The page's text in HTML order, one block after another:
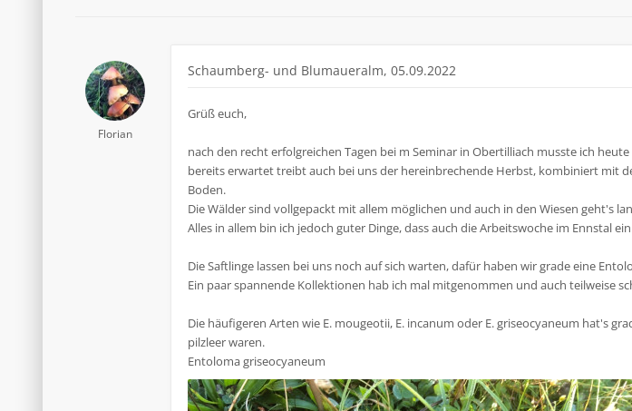
Florian
Schaumberg- und Blumaueralm, 05.09.2022
Grüß euch,
nach den recht erfolgreichen Tagen bei m Seminar in Obertilliach musste ich
bereits erwartet treibt auch bei uns der hereinbrechende Herbst, kombiniert mit
Boden.
Die Wälder sind vollgepackt mit allem möglichen und auch in den Wiesen geht's
Alles in allem bin ich jedoch guter Dinge, dass auch die Arbeitswoche im Ennstal
Die Saftlinge lassen bei uns noch auf sich warten, dafür haben wir grade eine
Ein paar spannende Kollektionen hab ich mal mitgenommen und auch teilweise
Die häufigeren Arten wie E. mougeotii, E. incanum oder E. griseocyaneum hat's
pilzleer waren.
Entoloma griseocyaneum